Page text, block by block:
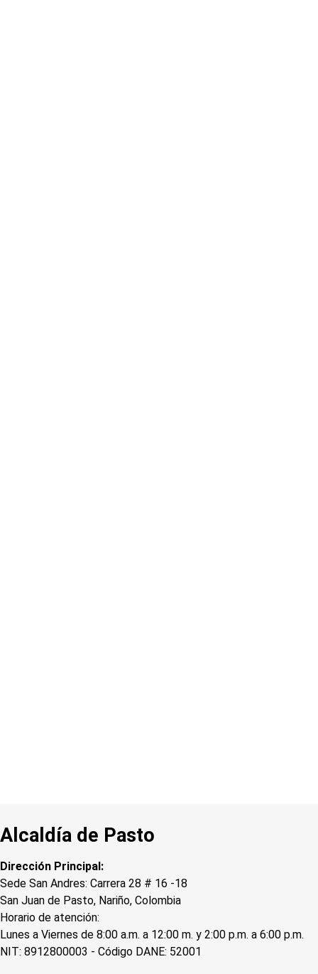
Alcaldía de Pasto
Dirección Principal:
Sede San Andres: Carrera 28 # 16 -18
San Juan de Pasto, Nariño, Colombia
Horario de atención:
Lunes a Viernes de 8:00 a.m. a 12:00 m. y 2:00 p.m. a 6:00 p.m.
NIT: 8912800003 - Código DANE: 52001